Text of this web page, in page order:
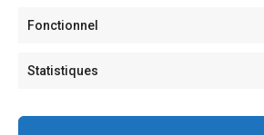
Fonctionnel
Statistiques